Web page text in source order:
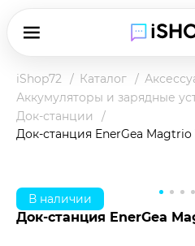
iShop72 Каталог
Аккумуляторы и зарядные
Док-станции
Док-станция EnerGea Magtrio
В наличии
Док-станция EnerGea